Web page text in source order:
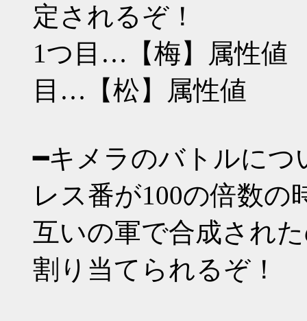
定されるぞ！
1つ目…【梅】属性
目…【松】属性値
━キメラのバトルに
レス番が100の倍数
互いの軍で合成され
割り当てられるぞ！